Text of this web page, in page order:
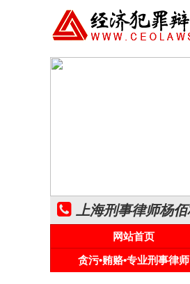
上海刑事律师杨
网站首页
贪污•贿赂•专业刑事律师